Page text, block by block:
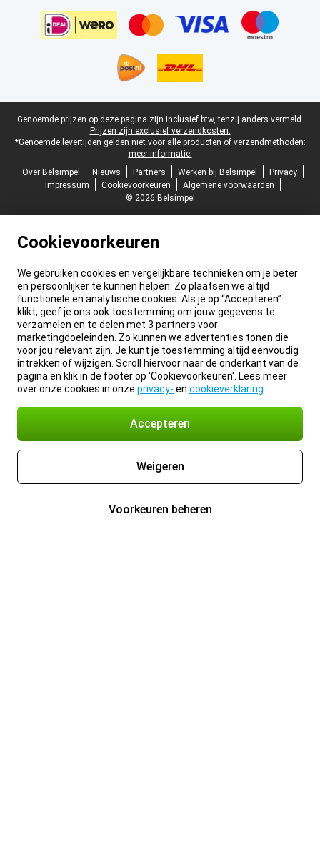
Juridische voettekst
Genoemde prijzen op deze pagina zijn inclusief btw, tenzij anders vermeld.
Prijzen zijn exclusief verzendkosten.
*Genoemde levertijden gelden niet voor alle producten of verzendmethoden:
meer informatie.
Over Belsimpel
Nieuws Partners Werken bij Belsimpel
Privacy
Impressum
Cookievoorkeuren
Algemene voorwaarden
© 2026 Belsimpel
Cookievoorkeuren
We gebruiken cookies en vergelijkbare technieken om je beter
en persoonlijker te kunnen helpen. Zo plaatsen we altijd
functionele en analytische cookies. Als je op “Accepteren”
klikt, geef je ons ook toestemming om jouw gegevens te
verzamelen en te delen met 3 partners voor
marketingdoeleinden. Zo kunnen we advertenties tonen die
voor jou relevant zijn. Je kunt je toestemming altijd eenvoudig
intrekken of wijzigen. Scroll hiervoor naar de onderkant van de
pagina en klik in de footer op 'Cookievoorkeuren'. Lees meer
over onze cookies in onze privacy- en cookieverklaring
Accepteren
Weigeren
Voorkeuren beheren